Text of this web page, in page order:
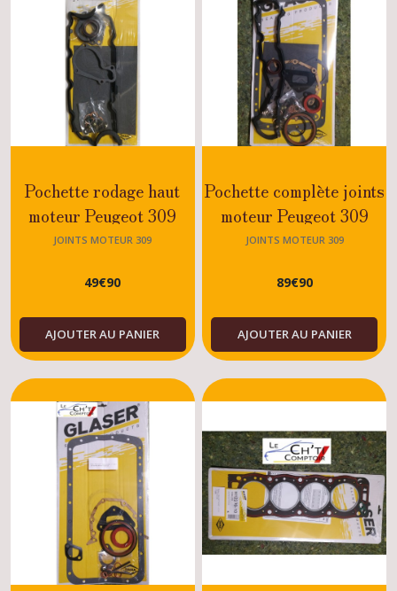
Pochette rodage haut
moteur Peugeot 309
Diesel XUD7 / XUD9
JOINTS MOTEUR 309
49€90
AJOUTER AU PANIER
Pochette complète joints
moteur Peugeot 309
1.7/1.8/1.9/Diesel
JOINTS MOTEUR 309
89€90
AJOUTER AU PANIER